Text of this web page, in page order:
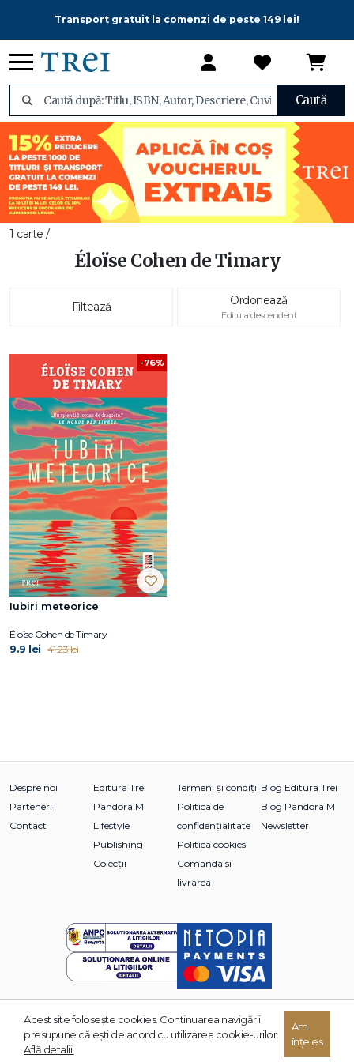
Transport gratuit la comenzi de peste 149 lei!
Caută
1 carte /
Éloïse Cohen de Timary
Filtează Ordonează
Editura descendent
-76%
Iubiri meteorice
Éloïse Cohen de Timary
9.9 lei 41.23 lei
Despre noi
Parteneri
Contact
Editura Trei
Pandora M
Lifestyle
Publishing
Colecții
Termeni și condiții
Politica de
confidențialitate
Politica cookies
Comanda si
livrarea
Blog Editura Trei
Blog Pandora M
Newsletter
© 2026 Grupul Editorial TREI. Toate drepturile rezervate.
Acest site foloseşte cookies. Continuarea navigării
presupune că eşti de acord cu utilizarea cookie-urilor.
Află detalii.
Am
înțeles